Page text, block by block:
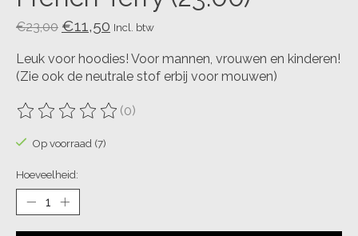
€23,00 €11,50 Incl. btw
Leuk voor hoodies! Voor mannen, vrouwen en kinderen!
(Zie ook de neutrale stof erbij voor mouwen)
De beoordeling van dit product is
(0)
Op voorraad (7)
Hoeveelheid: